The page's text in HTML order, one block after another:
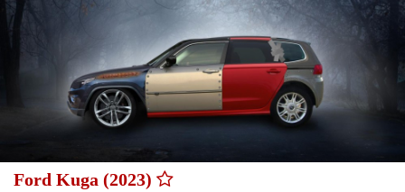
Ford Kuga (2023)